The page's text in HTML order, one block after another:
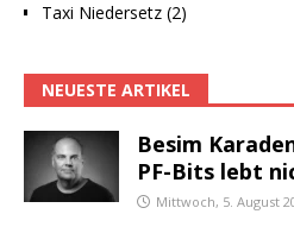
Taxi Niedersetz (2)
NEUESTE ARTIKEL
Besim
PF-Bits lebt
Mittwoch, 5. August